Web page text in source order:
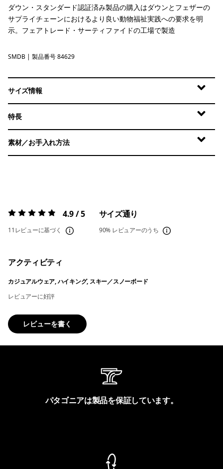
ダウン・スタンダード認証済み製品の購入はダウンとフェザーの
サプライチェーンにおけるより良い動物福祉実践への要求を明
示。フェアトレード・サーティファイドの工場で製造
Smolder Blue
SMDB | 製品番号 84629
サイズ情報
特長
素材／お手入れ方法
評価:4.9 / 5 4.9 / 5
11レビューに基づく
サイズ通り
90% レビュアーのうち
アクティビティ
カジュアルウェア, ハイキング, スキー／スノーボード
レビュアーに好評
レビューを書く
パタゴニアは製品を保証しています。